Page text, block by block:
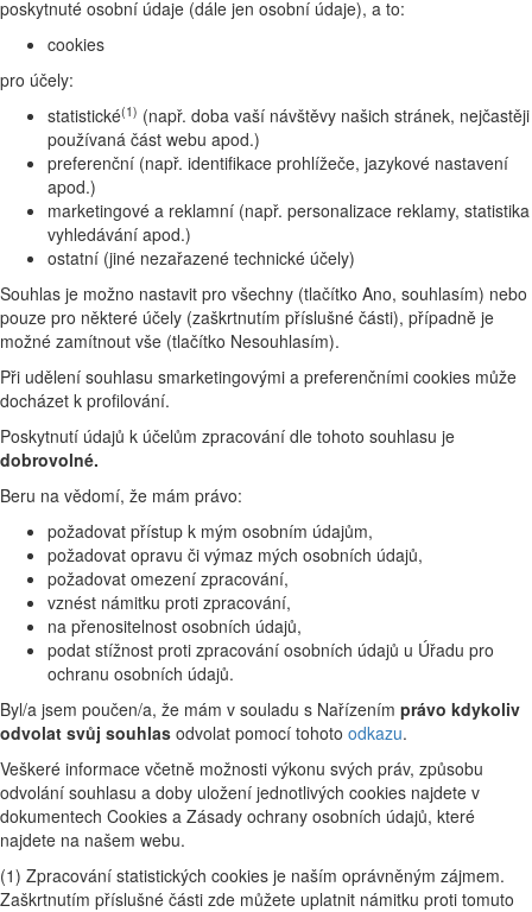
poskytnuté osobní údaje (dále jen osobní údaje), a to:
cookies
pro účely:
statistické(1) (např. doba vaší návštěvy našich stránek, nejčastěji
používaná část webu apod.)
preferenční (např. identifikace prohlížeče, jazykové nastavení
apod.)
marketingové a reklamní (např. personalizace reklamy, statistika
vyhledávání apod.)
ostatní (jiné nezařazené technické účely)
Souhlas je možno nastavit pro všechny (tlačítko Ano, souhlasím) nebo
pouze pro některé účely (zaškrtnutím příslušné části), případně je
možné zamítnout vše (tlačítko Nesouhlasím).
Při udělení souhlasu smarketingovými a preferenčními cookies může
docházet k profilování.
Poskytnutí údajů k účelům zpracování dle tohoto souhlasu je
dobrovolné.
Beru na vědomí, že mám právo:
požadovat přístup k mým osobním údajům,
požadovat opravu či výmaz mých osobních údajů,
požadovat omezení zpracování,
vznést námitku proti zpracování,
na přenositelnost osobních údajů,
podat stížnost proti zpracování osobních údajů u Úřadu pro
ochranu osobních údajů.
Byl/a jsem poučen/a, že mám v souladu s Nařízením právo kdykoliv
odvolat svůj souhlas odvolat pomocí tohoto odkazu.
Veškeré informace včetně možnosti výkonu svých práv, způsobu
odvolání souhlasu a doby uložení jednotlivých cookies najdete v
dokumentech Cookies a Zásady ochrany osobních údajů, které
najdete na našem webu.
(1) Zpracování statistických cookies je naším oprávněným zájmem.
Zaškrtnutím příslušné části zde můžete uplatnit námitku proti tomuto